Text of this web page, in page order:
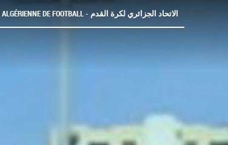
FÉDÉRATION ALGÉRIENNE DE FOOTBALL - الاتحاد الجزائري لكرة القدم